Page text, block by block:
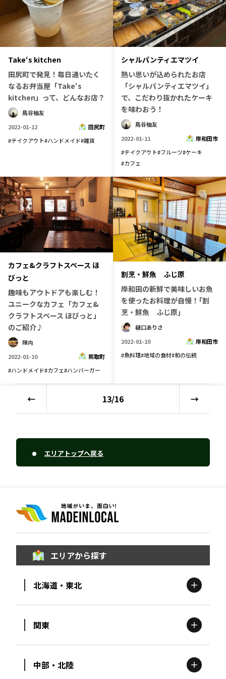
Take‘s kitchen
田尻町で発見！毎日通いたく
なるお弁当屋「Take‘s
kitchen」って、どんなお店？
鳥谷柚友
2022-01-12
田尻町
#テイクアウト#ハンドメイド#雑貨
シャルパンティエマツイ
熱い思いが込められたお店
「シャルパンティエマツイ」
で、こだわり抜かれたケーキ
を味わおう！
鳥谷柚友
2022-01-11
岸和田市
#テイクアウト#フルーツ#ケーキ
#カフェ
カフェ&クラフトスペース ほ
びっと
趣味もアウトドアも楽しむ！
ユニークなカフェ「カフェ&
クラフトスペース ほびっと」
のご紹介♪
陣内
2022-01-10
熊取町
#ハンドメイド#カフェ#ハンバーガー
割烹・鮮魚 ふじ原
岸和田の新鮮で美味しいお魚
を使ったお料理が自慢！｢割
烹・鮮魚 ふじ原｣
樋口ありさ
2022-01-10
岸和田市
#魚料理#地域の食材#和の伝統
← 13/16 →
エリアトップへ戻る
エリアから探す
北海道・東北
関東
中部・北陸